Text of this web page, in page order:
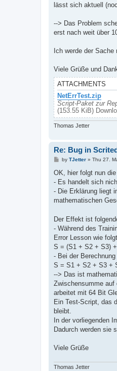
lässt sich aktuell
--> Das Problem
erst nach weit über
Ich werde der
Viele Grüße und
ATTACHMENTS
NetErrTest.zip
Script-Paket zur
(153.55 KiB)
Thomas Jetter
Re: Bug in
P
s
by TJetter» Thu 27.
OK, hier folgt nun
- Es handelt sich
- Die Erklärung liegt
mathematischen
Der Effekt ist
- Während des
Error Lesson wie
S = (S1 + S2 + S3)
- Bei der
S = S1 + S2 + S3 +
--> Das ist
Zwischensumme auf
arbeitet mit 64 Bit
Ein Test-Script, das
bleibt.
In der vorliegenden
Dadurch werden sie
Viele Grüße
Thomas Jetter